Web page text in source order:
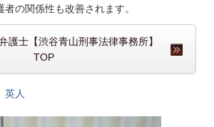
の関係性も改善されます。
護士【渋谷青山刑事法律事務所】
TOP
人